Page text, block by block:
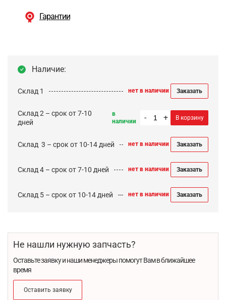
Гарантии
Наличие:
Склад 1 нет в наличии Заказать
Склад 2 – срок от 7-10
дней
в
наличии
- + В корзину
Cклад 3 – срок от 10-14 дней нет в наличии Заказать
Склад 4 – срок от 7-10 дней нет в наличии Заказать
Склад 5 – срок от 10-14 дней нет в наличии Заказать
Не нашли нужную запчасть?
Оставьте заявку и наши менеджеры помогут Вам в ближайшее
время
Оставить заявку